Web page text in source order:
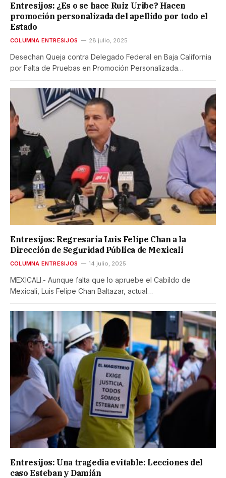
Entresijos: ¿Es o se hace Ruiz Uribe? Hacen
promoción personalizada del apellido por todo el
Estado
COLUMNA ENTRESIJOS 28 julio, 2025
Desechan Queja contra Delegado Federal en Baja California
por Falta de Pruebas en Promoción Personalizada…
Entresijos: Regresaría Luis Felipe Chan a la
Dirección de Seguridad Pública de Mexicali
COLUMNA ENTRESIJOS 14 julio, 2025
MEXICALI.- Aunque falta que lo apruebe el Cabildo de
Mexicali, Luis Felipe Chan Baltazar, actual…
Entresijos: Una tragedia evitable: Lecciones del
caso Esteban y Damián